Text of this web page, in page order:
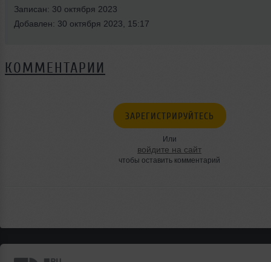
Записан: 30 октября 2023
Добавлен: 30 октября 2023, 15:17
КОММЕНТАРИИ
ЗАРЕГИСТРИРУЙТЕСЬ
Или
войдите на сайт
чтобы оставить комментарий